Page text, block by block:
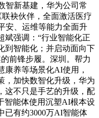
智新基建，华为公司常
袂伙伴，全面激活医疗
安、运维等能力全面升
斌强调：“行业智能化正
到智能化；并启动面向下
前锋步履。深圳。帮力
康养等场景化AI使用，
，加快数智化升级，华为
这不只是手艺的升级，配
智能体使用沉塑AI根本设
已有约3000万AI智能体